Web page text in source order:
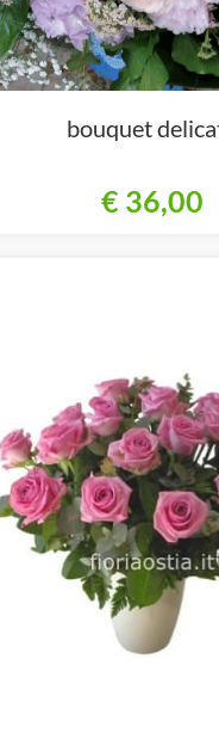
bouquet
€ 36,00